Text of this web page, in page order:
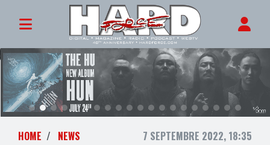
HOME NEWS 7 SEPTEMBRE 2022, 18:35